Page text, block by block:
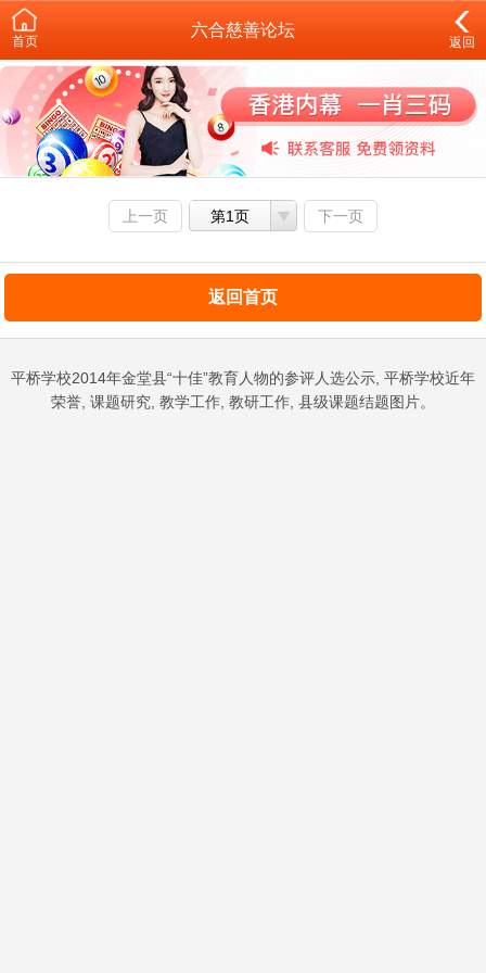
首页
六合慈善论坛
返回
上一页 第1页 下一页
返回首页
平桥学校2014年金堂县“十佳”教育人物的参评人选公示, 平桥学校近年
荣誉, 课题研究, 教学工作, 教研工作, 县级课题结题图片。